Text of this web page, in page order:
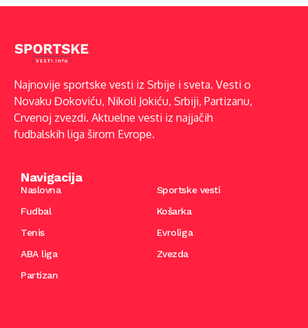
Najnovije sportske vesti iz Srbije i sveta. Vesti o
Novaku Đokoviću, Nikoli Jokiću, Srbiji, Partizanu,
Crvenoj zvezdi. Aktuelne vesti iz najjačih
fudbalskih liga širom Evrope.
Navigacija
Naslovna
Sportske vesti
Fudbal
Košarka
Tenis
Evroliga
ABA liga
Zvezda
Partizan